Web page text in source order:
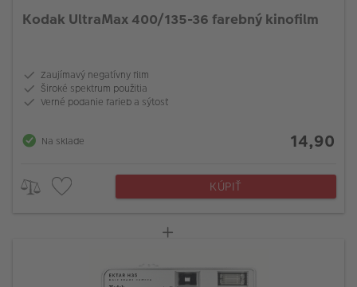
Kodak UltraMax 400/135-36 farebný kinofilm
Zaujímavý negatívny film
Široké spektrum použitia
Verné podanie farieb a sýtosť
Na sklade 14,90
KÚPIŤ